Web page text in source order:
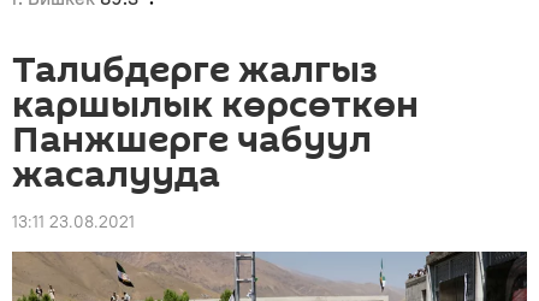
Талибдерге жалгыз
каршылык көрсөткөн
Панжшерге чабуул
жасалууда
13:11 23.08.2021